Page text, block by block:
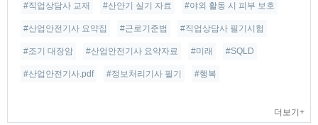
#직업상담사 교재 #산안기 실기 자료 #야외 활동 시 피부 보호
#산업안전기사 요약집 #근로기준법 #직업상담사 필기시험
#조기 대장암 #산업안전기사 요약자료 #미래 #SQLD
#산업안전기사.pdf #정보처리기사 필기 #행복
더보기+